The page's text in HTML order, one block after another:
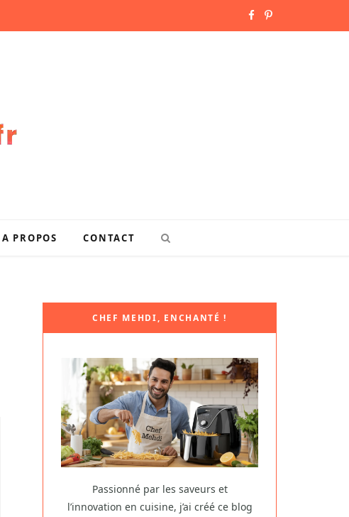
P
A PROPOS CONTACT
CHEF MEHDI, ENCHANTÉ !
Passionné par les saveurs et
l’innovation en cuisine, j’ai créé ce blog